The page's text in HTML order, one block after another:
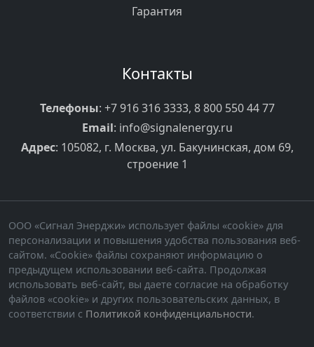
Гарантия
Контакты
Телефоны: +7 916 316 3333, 8 800 550 44 77
Email: info@signalenergy.ru
Адрес: 105082, г. Москва, ул. Бакунинская, дом 69,
строение 1
ООО «Сигнал Энерджи» использует файлы «cookie» для
персонализации и повышения удобства пользования веб-
сайтом. «Cookie» файлы сохраняют информацию о
предыдущем использовании веб-сайта. Продолжая
использовать веб-сайт, вы даете согласие на обработку
файлов «cookie» и других пользовательских данных, в
соответствии с Политикой конфиденциальности.